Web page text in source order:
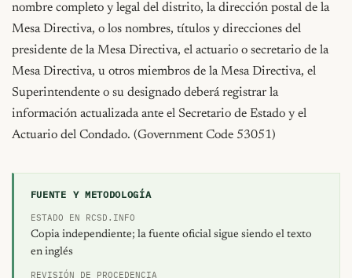
FUENTE Y METODOLOGÍA
ESTADO EN RCSD.INFO
Copia independiente; la fuente oficial sigue siendo el texto
en inglés
REVISIÓN DE PROCEDENCIA